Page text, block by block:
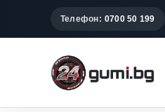
Телефон: 0700 50 199